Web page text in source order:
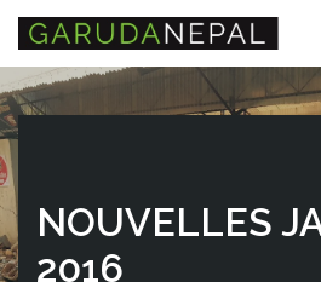
Skip
to
NOUVELLES
2016